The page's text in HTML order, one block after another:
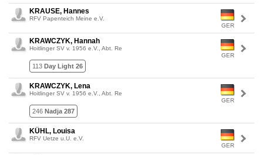
GER
KRAUSE, Hannes
RFV Papenteich Meine e.V.
GER
KRAWCZYK, Hannah
Hoitlinger SV v. 1956 e.V., Abt. Re
113 Day Light 26
GER
KRAWCZYK, Lena
Hoitlinger SV v. 1956 e.V., Abt. Re
246 Nadja 287
GER
KÜHL, Louisa
RFV Uetze u.U. e.V.